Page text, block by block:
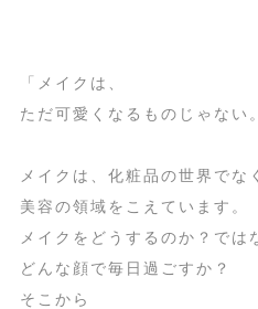
「メイクは、
ただ可愛くなるものじゃない。
メイクは、化粧品の世界でな
美容の領域をこえています。
メイクをどうするのか？では
どんな顔で毎日過ごすか？
そこから